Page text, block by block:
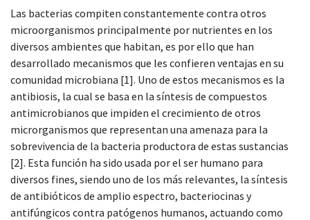
Las bacterias compiten constantemente contra otros
microorganismos principalmente por nutrientes en los
diversos ambientes que habitan, es por ello que han
desarrollado mecanismos que les confieren ventajas en su
comunidad microbiana [1]. Uno de estos mecanismos es la
antibiosis, la cual se basa en la síntesis de compuestos
antimicrobianos que impiden el crecimiento de otros
microrganismos que representan una amenaza para la
sobrevivencia de la bacteria productora de estas sustancias
[2]. Esta función ha sido usada por el ser humano para
diversos fines, siendo uno de los más relevantes, la síntesis
de antibióticos de amplio espectro, bacteriocinas y
antifúngicos contra patógenos humanos, actuando como